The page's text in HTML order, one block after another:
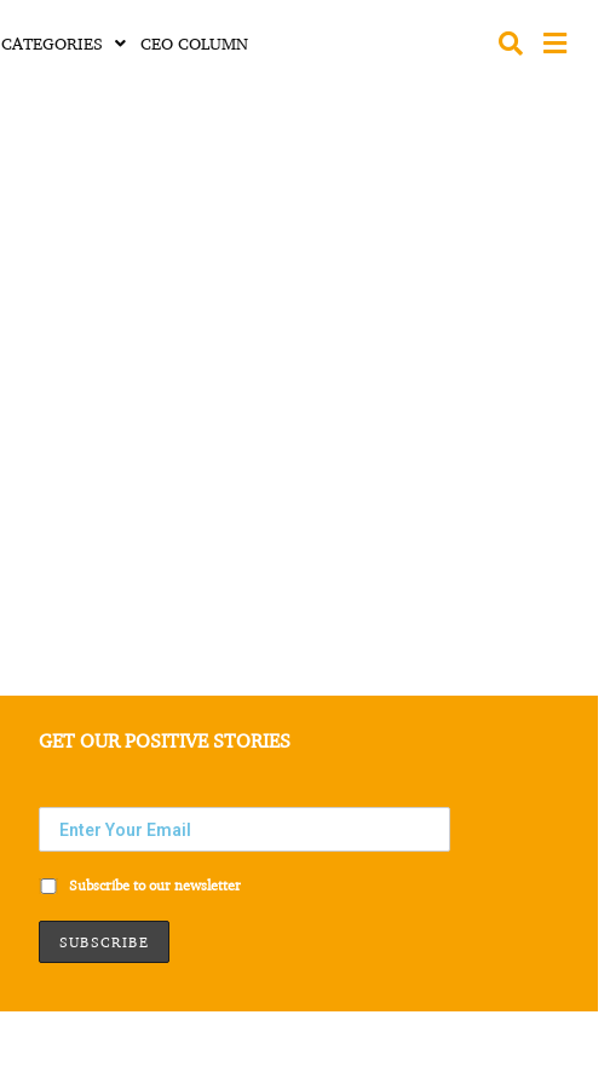
CATEGORIES CEO COLUMN
GET OUR POSITIVE STORIES
Subscribe to our newsletter